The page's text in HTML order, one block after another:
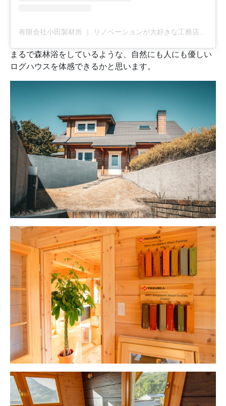
まるで森林浴をしているような、自然にも人にも優しい
ログハウスを体感できるかと思います。